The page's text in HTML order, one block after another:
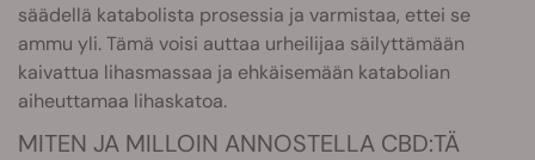
säädellä katabolista prosessia ja varmistaa, ettei se
ammu yli. Tämä voisi auttaa urheilijaa säilyttämään
kaivattua lihasmassaa ja ehkäisemään katabolian
aiheuttamaa lihaskatoa.
MITEN JA MILLOIN ANNOSTELLA CBD:TÄ